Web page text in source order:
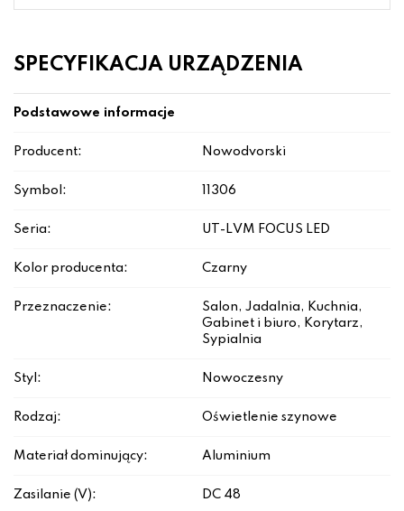
SPECYFIKACJA URZĄDZENIA
Podstawowe informacje
Producent: Nowodvorski
Symbol: 11306
Seria: UT-LVM FOCUS LED
Kolor producenta: Czarny
Przeznaczenie:
Salon, Jadalnia, Kuchnia,
Gabinet i biuro, Korytarz,
Sypialnia
Styl: Nowoczesny
Rodzaj: Oświetlenie szynowe
Materiał dominujący: Aluminium
Zasilanie (V): DC 48